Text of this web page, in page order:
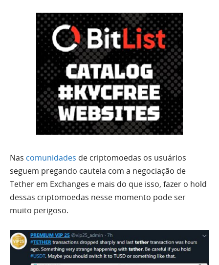
Nas comunidades de criptomoedas os usuários
seguem pregando cautela com a negociação de
Tether em Exchanges e mais do que isso, fazer o hold
dessas criptomoedas nesse momento pode ser
muito perigoso.